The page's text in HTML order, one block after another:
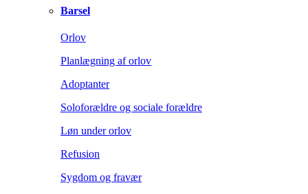
Barsel
Orlov
Planlægning af orlov
Adoptanter
Soloforældre og sociale forældre
Løn under orlov
Refusion
Sygdom og fravær